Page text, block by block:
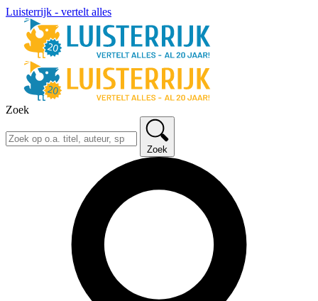
Luisterrijk - vertelt alles
Zoek
Zoek